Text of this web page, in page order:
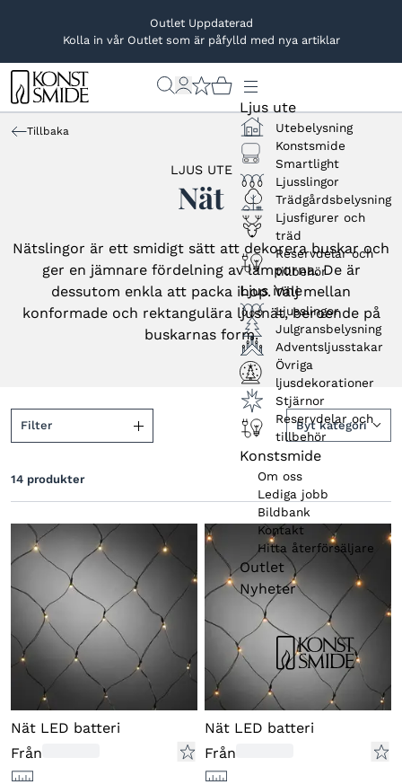
Outlet Uppdaterad
Kolla in vår Outlet som är påfylld med nya artiklar
Ljus ute
Utebelysning
Konstsmide
Smartlight
Ljusslingor
Trädgårdsbelysning
Ljusfigurer och
träd
Reservdelar och
tillbehör
Ljus inne
Ljusslingor
Julgransbelysning
Adventsljusstakar
Övriga
ljusdekorationer
Stjärnor
Reservdelar och
tillbehör
Konstsmide
Om oss
Lediga jobb
Bildbank
Kontakt
Hitta återförsäljare
Outlet
Nyheter
Tillbaka
LJUS UTE
Nät
Nätslingor är ett smidigt sätt att dekorera buskar och
ger en jämnare fördelning av lamporna. De är
dessutom enkla att packa ihop. Välj mellan
konformade och rektangulära ljusnät, beroende på
buskarnas form.
Filter
Färg (produkt)
Kabelfärg
Funktioner
Byt kategori
14 produkter
Nät LED batteri
Från
Nät LED batteri
Från